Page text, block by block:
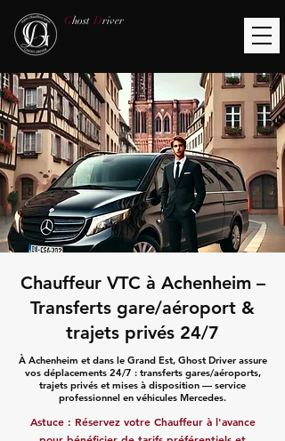
Ghost Driver
Chauffeur VTC à Achenheim –
Transferts gare/aéroport &
trajets privés 24/7
À Achenheim et dans le Grand Est, Ghost Driver assure
vos déplacements 24/7 : transferts gares/aéroports,
trajets privés et mises à disposition — service
professionnel en véhicules Mercedes.
Astuce : Réservez votre Chauffeur à l'avance